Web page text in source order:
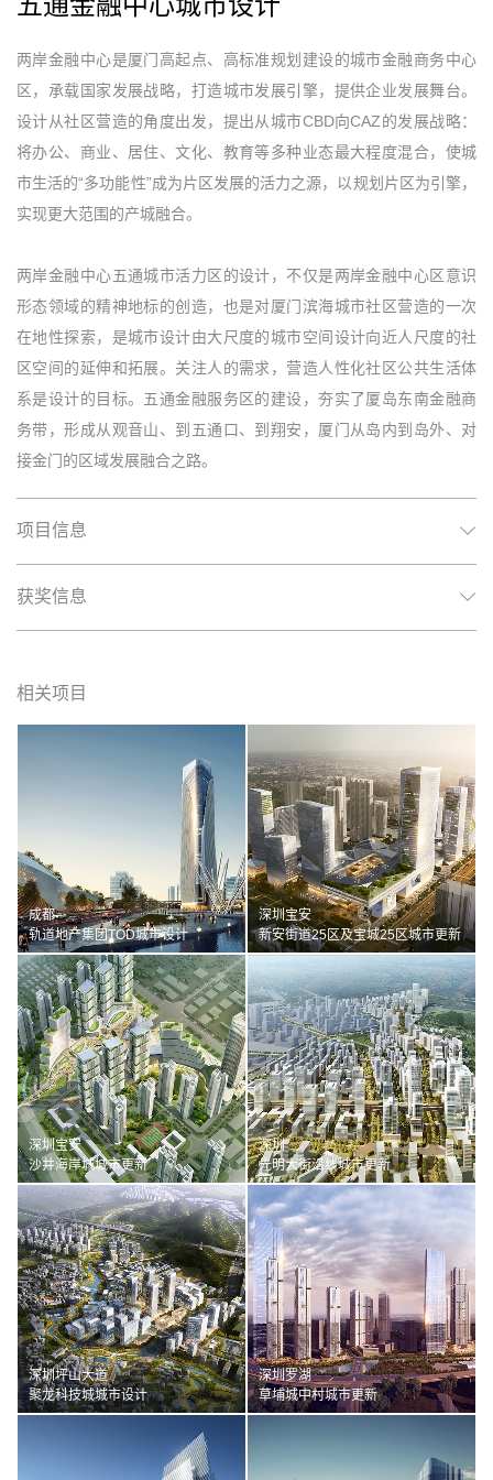
两岸金融中心是厦门高起点、高标准规划建设的城市金融商务中心
区，承载国家发展战略，打造城市发展引擎，提供企业发展舞台。
设计从社区营造的角度出发，提出从城市CBD向CAZ的发展战略：
将办公、商业、居住、文化、教育等多种业态最大程度混合，使城
市生活的“多功能性”成为片区发展的活力之源，以规划片区为引擎，
实现更大范围的产城融合。
两岸金融中心五通城市活力区的设计，不仅是两岸金融中心区意识
形态领域的精神地标的创造，也是对厦门滨海城市社区营造的一次
在地性探索，是城市设计由大尺度的城市空间设计向近人尺度的社
区空间的延伸和拓展。关注人的需求，营造人性化社区公共生活体
系是设计的目标。五通金融服务区的建设，夯实了厦岛东南金融商
务带，形成从观音山、到五通口、到翔安，厦门从岛内到岛外、对
接金门的区域发展融合之路。
项目信息
获奖信息
相关项目
成都
轨道地产集团TOD城市设计
深圳宝安
新安街道25区及宝城25区城市更新
深圳宝安
沙井海岸城城市更新
深圳
光明大街沿线城市更新
深圳坪山大道
聚龙科技城城市设计
深圳罗湖
草埔城中村城市更新